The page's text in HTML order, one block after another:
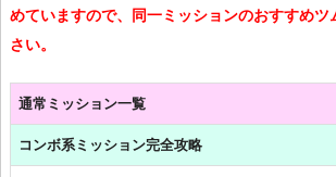
めていますので、同一ミッションのおすすめツ
さい。
通常ミッション一覧
コンボ系ミッション完全攻略